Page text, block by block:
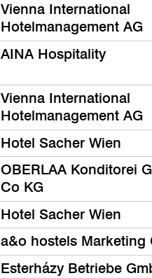
Vienna International
Hotelmanagement AG
AINA Hospitality
Vienna International
Hotelmanagement AG
Hotel Sacher Wien
OBERLAA Konditorei
Co KG
Hotel Sacher Wien
a&o hostels Marketing
Esterházy Betriebe